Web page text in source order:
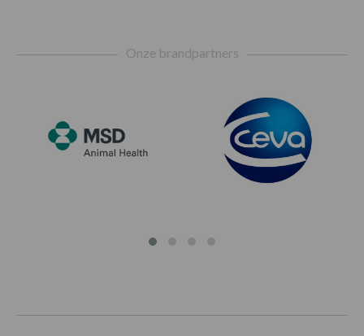
Onze brandpartners